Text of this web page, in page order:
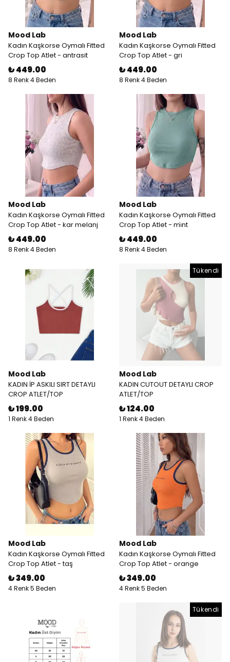
Mood Lab
Kadın Kaşkorse Oymalı Fitted
Crop Top Atlet - antrasit
₺ 449.00
8 Renk 4 Beden
Mood Lab
Kadın Kaşkorse Oymalı Fitted
Crop Top Atlet - gri
₺ 449.00
8 Renk 4 Beden
Mood Lab
Kadın Kaşkorse Oymalı Fitted
Crop Top Atlet - kar melanj
₺ 449.00
8 Renk 4 Beden
Mood Lab
Kadın Kaşkorse Oymalı Fitted
Crop Top Atlet - mi̇nt
₺ 449.00
8 Renk 4 Beden
Mood Lab
KADIN İP ASKILI SIRT DETAYLI
CROP ATLET/TOP
₺ 199.00
1 Renk 4 Beden
Tükendi
Mood Lab
KADIN CUTOUT DETAYLI CROP
ATLET/TOP
₺ 124.00
1 Renk 4 Beden
Mood Lab
Kadın Kaşkorse Oymalı Fitted
Crop Top Atlet - taş
₺ 349.00
4 Renk 5 Beden
Mood Lab
Kadın Kaşkorse Oymalı Fitted
Crop Top Atlet - orange
₺ 349.00
4 Renk 5 Beden
Tükendi